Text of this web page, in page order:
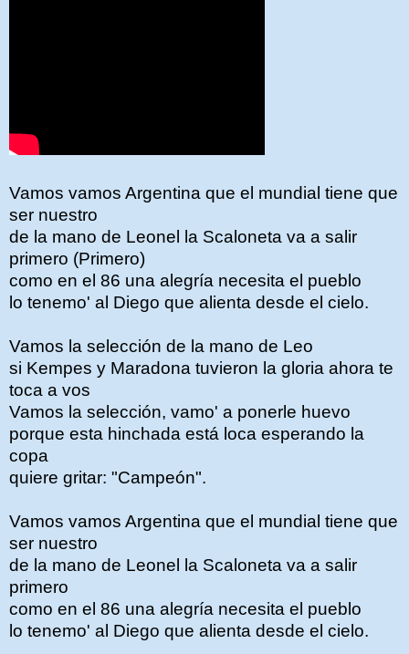
Vamos vamos Argentina que el mundial tiene que
ser nuestro
de la mano de Leonel la Scaloneta va a salir
primero (Primero)
como en el 86 una alegría necesita el pueblo
lo tenemo' al Diego que alienta desde el cielo.
Vamos la selección de la mano de Leo
si Kempes y Maradona tuvieron la gloria ahora te
toca a vos
Vamos la selección, vamo' a ponerle huevo
porque esta hinchada está loca esperando la
copa
quiere gritar: "Campeón".
Vamos vamos Argentina que el mundial tiene que
ser nuestro
de la mano de Leonel la Scaloneta va a salir
primero
como en el 86 una alegría necesita el pueblo
lo tenemo' al Diego que alienta desde el cielo.